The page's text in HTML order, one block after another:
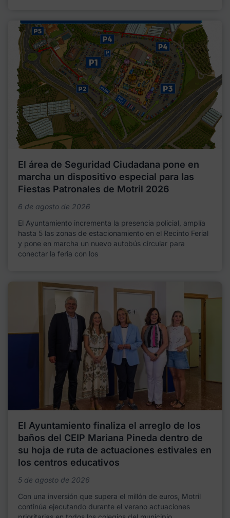
El área de Seguridad Ciudadana pone en
marcha un dispositivo especial para las
Fiestas Patronales de Motril 2026
6 de agosto de 2026
El Ayuntamiento incrementa la presencia policial, amplía
hasta 5 las zonas de estacionamiento en el Recinto Ferial
y pone en marcha un nuevo autobús circular para
conectar la feria con los
El Ayuntamiento finaliza el arreglo de los
baños del CEIP Mariana Pineda dentro de
su hoja de ruta de actuaciones estivales en
los centros educativos
5 de agosto de 2026
Con una inversión que supera el millón de euros, Motril
continúa ejecutando durante el verano actuaciones